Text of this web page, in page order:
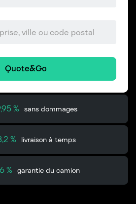
Quote&Go
% sans dommages
% livraison à temps
% garantie du camion